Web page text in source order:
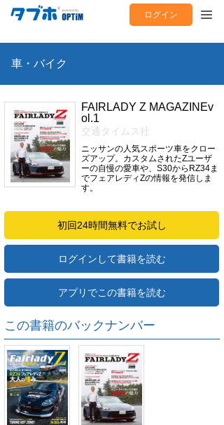
ログイン
車・バイク
FAIRLADY Z MAGAZINEv
ol.1
交通タイムス社
ニッサンの人気スポーツ車をクロー
ズアップ。カスタムされたZユーザ
ーの自慢の愛車や、S30からRZ34ま
でフェアレディZの情報を発信しま
す。
初回24時間無料でお試し
ログインして書籍を読む
アプリでこの書籍を読む
この書籍のバックナンバー